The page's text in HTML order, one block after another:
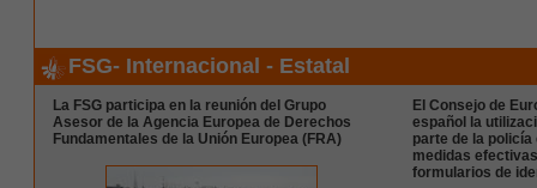
FSG- Internacional - Estatal
La FSG participa en la reunión del Grupo
Asesor de la Agencia Europea de Derechos
Fundamentales de la Unión Europea (FRA)
El Consejo de
español la
parte de la policía
medidas
formularios de